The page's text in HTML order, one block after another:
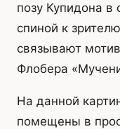
позу Купидона
спиной к
связывают
Флобера
На данной
помещены в